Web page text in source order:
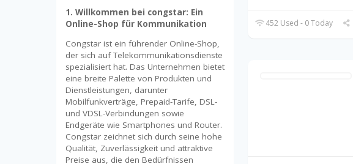
452 Used - 0 Today
1. Willkommen bei congstar: Ein
Online-Shop für Kommunikation
Congstar ist ein führender Online-Shop,
der sich auf Telekommunikationsdienste
spezialisiert hat. Das Unternehmen bietet
eine breite Palette von Produkten und
Dienstleistungen, darunter
Mobilfunkverträge, Prepaid-Tarife, DSL-
und VDSL-Verbindungen sowie
Endgeräte wie Smartphones und Router.
Congstar zeichnet sich durch seine hohe
Qualität, Zuverlässigkeit und attraktive
Preise aus, die den Bedürfnissen